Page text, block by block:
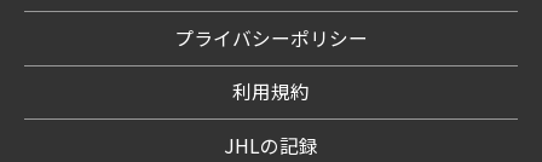
プライバシーポリシー
利用規約
JHLの記録